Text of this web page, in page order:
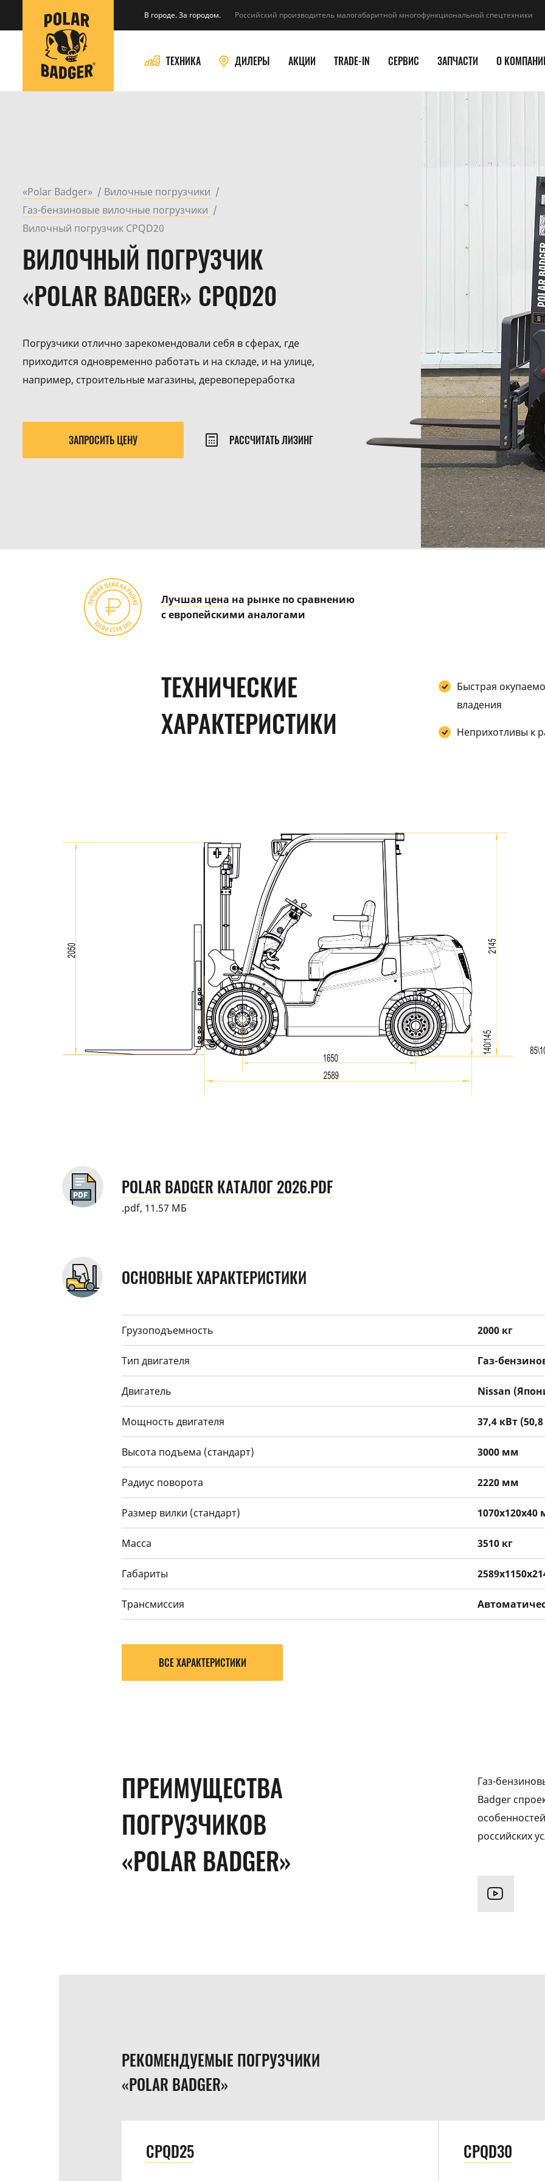
В городе. За городом. Российский производитель малогабаритной многофункциональной спецтехники
ТЕХНИКА ДИЛЕРЫ АКЦИИ TRADE-IN СЕРВИС ЗАПЧАСТИ О
«Polar Badger»
Вилочные погрузчики
Газ-бензиновые вилочные погрузчики
Вилочный погрузчик CPQD20
ВИЛОЧНЫЙ ПОГРУЗЧИК
«POLAR BADGER» CPQD20
Погрузчики отлично зарекомендовали себя в сферах, где
приходится одновременно работать и на складе, и на улице,
например, строительные магазины, деревопереработка
ЗАПРОСИТЬ ЦЕНУ РАССЧИТАТЬ ЛИЗИНГ
Лучшая цена на рынке по сравнению
с европейскими аналогами
ТЕХНИЧЕСКИЕ
ХАРАКТЕРИСТИКИ
Быстрая
владения
Неприхотливы к
POLAR BADGER КАТАЛОГ 2026.PDF
.pdf, 11.57 МБ
ОСНОВНЫЕ ХАРАКТЕРИСТИКИ
Грузоподъемность 2000 кг
Тип двигателя Газ-
Двигатель Nissan
Мощность двигателя 37,4 кВт
Высота подъема (стандарт) 3000 мм
Радиус поворота 2220 мм
Размер вилки (стандарт) 1070x120x40
Масса 3510 кг
Габариты
Трансмиссия
ВСЕ ХАРАКТЕРИСТИКИ
ПРЕИМУЩЕСТВА
ПОГРУЗЧИКОВ
«POLAR BADGER»
Газ-
Badger
российских
РЕКОМЕНДУЕМЫЕ ПОГРУЗЧИКИ
«POLAR BADGER»
CPQD25 CPQD30